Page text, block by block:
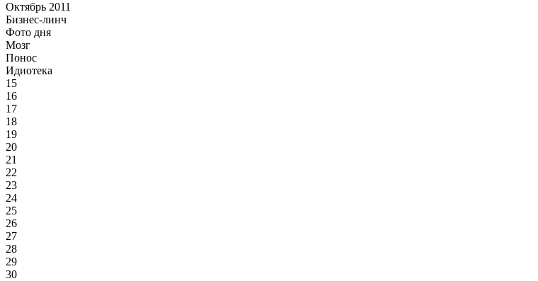
Октябрь 2011
Бизнес-линч
Фото дня
Мозг
Понос
Идиотека
15
16
17
18
19
20
21
22
23
24
25
26
27
28
29
30